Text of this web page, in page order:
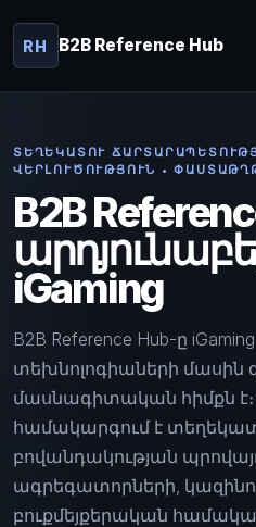
RH B2B Reference Hub
ՏԵՂԵԿԱՏՈՒ
ՎԵՐԼՈՒԾՈՒԹՅՈՒՆ •
B2B
iGaming
B2B Reference Hub-ը
տեխնոլոգիաների մասին
մասնագիտական հիմքն
համակարգում է
բովանդակության
ագրեգատորների,
բուքմեյքերական